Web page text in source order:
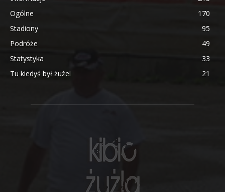
Ogólne
170
Stadiony
95
Podróże
49
Statystyka
33
Tu kiedyś był żużel
21